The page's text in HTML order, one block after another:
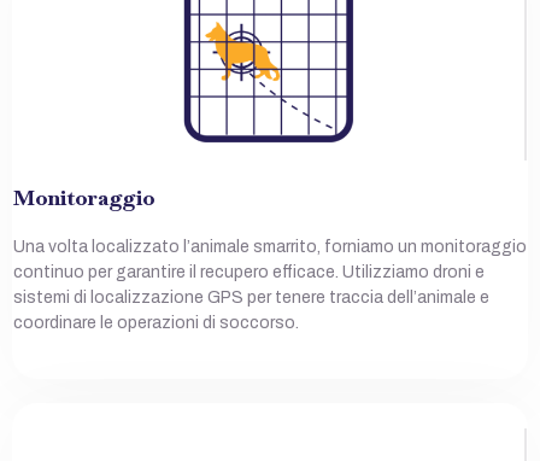
Monitoraggio
Una volta localizzato l’animale smarrito, forniamo un monitoraggio
continuo per garantire il recupero efficace. Utilizziamo droni e
sistemi di localizzazione GPS per tenere traccia dell’animale e
coordinare le operazioni di soccorso.